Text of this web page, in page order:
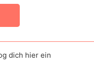
dich hier ein